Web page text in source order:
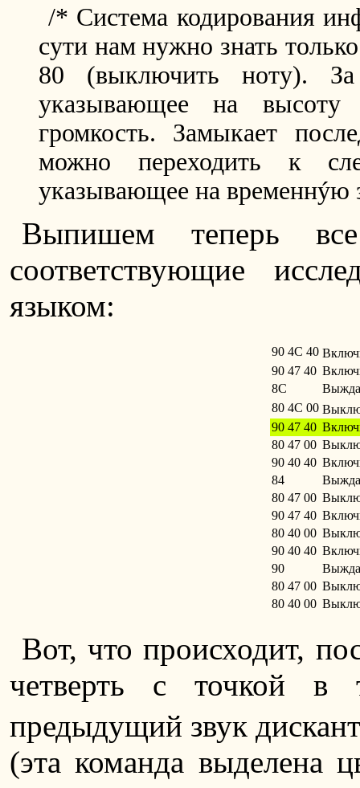
/* Система кодирования
сути нам нужно знать
80 (выключить ноту).
указывающее на
громкость. Замыкает
можно переходить к
указывающее на временнýю
Выпишем теперь
соответствующие
языком:
90 4C 40
90 47 40
8C
80 4C 00
90 47 40
80 47 00
90 40 40
84
80 47 00
90 47 40
80 40 00
90 40 40
90
80 47 00
80 40 00
Вот, что происходит,
четверть с точкой в
предыдущий звук
(эта команда выделена